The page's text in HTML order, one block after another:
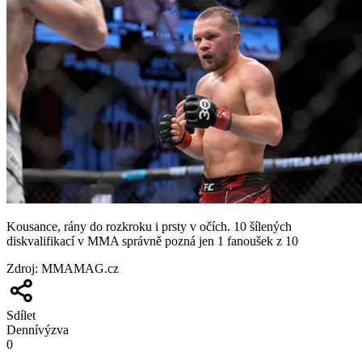
Kousance, rány do rozkroku i prsty v očích. 10 šílených
diskvalifikací v MMA správně pozná jen 1 fanoušek z 10
Zdroj: MMAMAG.cz
Sdílet
Dennívýzva
0